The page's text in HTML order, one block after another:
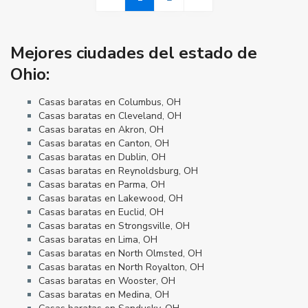
Mejores ciudades del estado de
Ohio:
Casas baratas en Columbus, OH
Casas baratas en Cleveland, OH
Casas baratas en Akron, OH
Casas baratas en Canton, OH
Casas baratas en Dublin, OH
Casas baratas en Reynoldsburg, OH
Casas baratas en Parma, OH
Casas baratas en Lakewood, OH
Casas baratas en Euclid, OH
Casas baratas en Strongsville, OH
Casas baratas en Lima, OH
Casas baratas en North Olmsted, OH
Casas baratas en North Royalton, OH
Casas baratas en Wooster, OH
Casas baratas en Medina, OH